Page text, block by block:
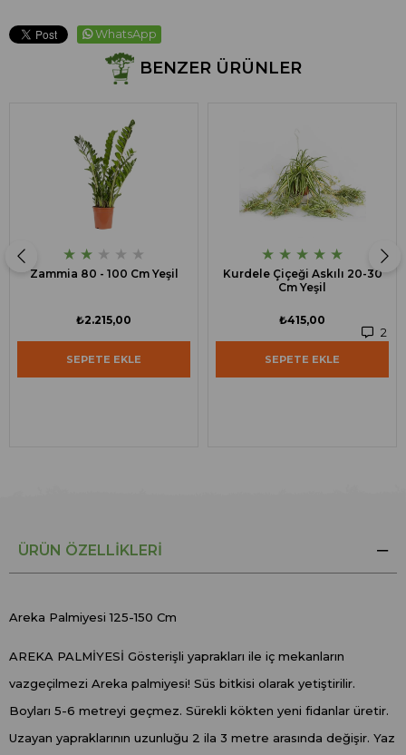
WhatsApp
BENZER ÜRÜNLER
★ ★ ★ ★ ★
Zammia 80 - 100 Cm Yeşil
₺2.215,00
SEPETE EKLE
★ ★ ★ ★ ★
Kurdele Çiçeği Askılı 20-30
Cm Yeşil
2
₺415,00
SEPETE EKLE
ÜRÜN ÖZELLIKLERI
Areka Palmiyesi 125-150 Cm
AREKA PALMİYESİ Gösterişli yaprakları ile iç mekanların
vazgeçilmezi Areka palmiyesi! Süs bitkisi olarak yetiştirilir.
Boyları 5-6 metreyi geçmez. Sürekli kökten yeni fidanlar üretir.
Uzayan yapraklarının uzunluğu 2 ila 3 metre arasında değişir. Yaz